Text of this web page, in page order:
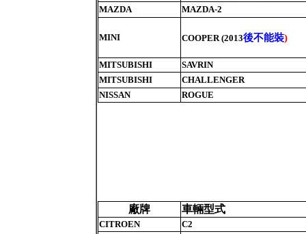
MAZDA MAZDA-2
MINI COOPER (2013後不能裝)
MITSUBISHI
SAVRIN
MITSUBISHI
CHALLENGER
NISSAN
ROGUE
廠牌 車輛型式
CITROEN
C2